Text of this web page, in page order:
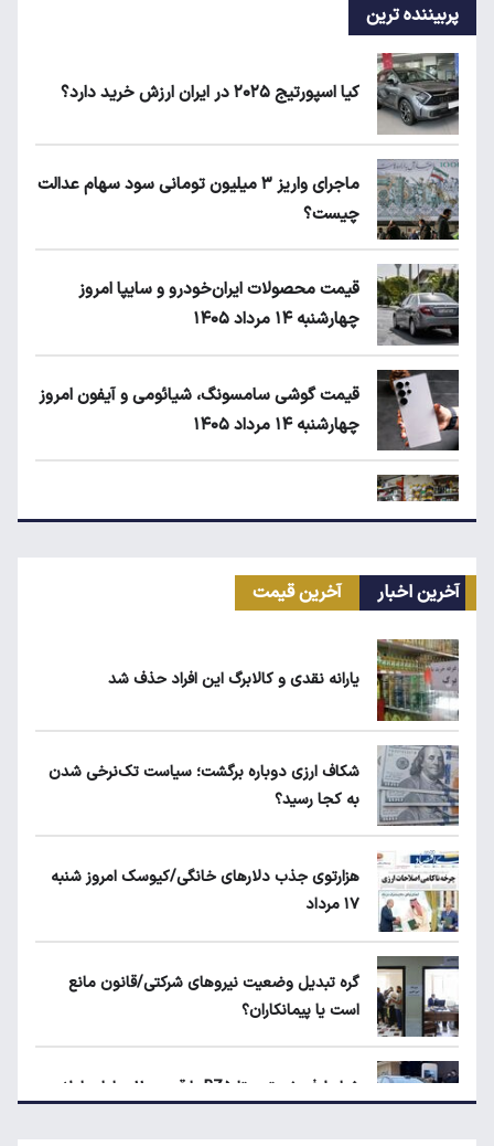
پربیننده ترین
کیا اسپورتیج ۲۰۲۵ در ایران ارزش خرید دارد؟
ماجرای واریز ۳ میلیون تومانی سود سهام عدالت
چیست؟
قیمت محصولات ایران‌خودرو و سایپا امروز
چهارشنبه ۱۴ مرداد ۱۴۰۵
قیمت گوشی سامسونگ، شیائومی و آیفون امروز
چهارشنبه ۱۴ مرداد ۱۴۰۵
زمان شارژ کالابرگ با رقم آخر کد ملی صفر تا ۲
بلاگرهای پردرآمد مشمول مالیات هستند
ماجرای محدودیت گوشت برزیلی در اروپا
شکاف ارزی دوباره برگشت؛ سیاست تک‌نرخی
آخرین اخبار آخرین قیمت
یارانه نقدی و کالابرگ این افراد حذف شد
شکاف ارزی دوباره برگشت؛ سیاست تک‌نرخی شدن
به کجا رسید؟
هزارتوی جذب دلارهای خانگی/کیوسک امروز شنبه
۱۷ مرداد
گره تبدیل وضعیت نیروهای شرکتی/قانون مانع
است یا پیمانکاران؟
شرایط فروش تویوتا BZ۵ با قیمت ۱۱ میلیارد اعلام